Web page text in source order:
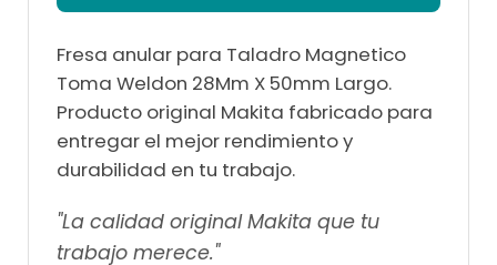
Fresa anular para Taladro Magnetico
Toma Weldon 28Mm X 50mm Largo.
Producto original Makita fabricado para
entregar el mejor rendimiento y
durabilidad en tu trabajo.
"La calidad original Makita que tu
trabajo merece."